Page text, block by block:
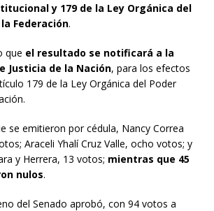
y 179 de la Ley Orgánica del
Federación.
que el resultado se notificará a la
Justicia de la Nación, para los efectos
179 de la Ley Orgánica del Poder
se emitieron por cédula, Nancy Correa
Araceli Yhalí Cruz Valle, ocho votos; y
y Herrera, 13 votos; mientras que 45
nulos.
del Senado aprobó, con 94 votos a